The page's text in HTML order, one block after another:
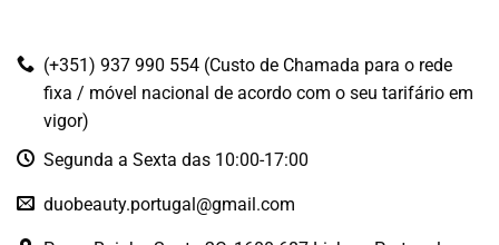
(+351) 937 990 554 (Custo de Chamada para o rede
fixa / móvel nacional de acordo com o seu tarifário em
vigor)
Segunda a Sexta das 10:00-17:00
duobeauty.portugal@gmail.com